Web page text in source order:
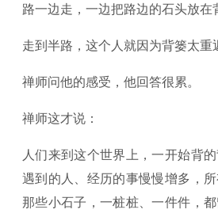
路一边走，一边把路边的石头放在
走到半路，这个人就因为背篓太重
禅师问他的感受，他回答很累。
禅师这才说：
人们来到这个世界上，一开始背
遇到的人、经历的事慢慢增多，
那些小石子，一桩桩、一件件，